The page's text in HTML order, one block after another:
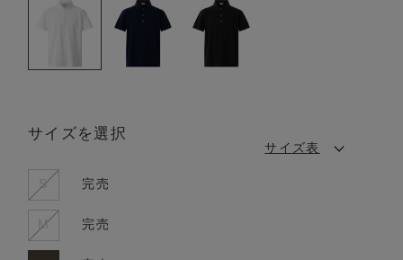
サイズを選択
サイズ表
S 完売
M 完売